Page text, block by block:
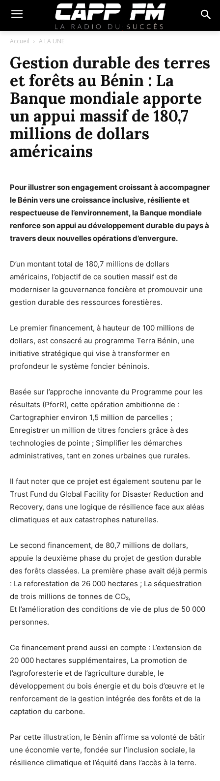
Accueil A LA UNE
Gestion durable des terres
et forêts au Bénin : La
Banque mondiale apporte
un appui massif de 180,7
millions de dollars
américains
Pour illustrer son engagement croissant à accompagner
le Bénin vers une croissance inclusive, résiliente et
respectueuse de l’environnement, la Banque mondiale
renforce son appui au développement durable du pays à
travers deux nouvelles opérations d’envergure.
D’un montant total de 180,7 millions de dollars
américains, l’objectif de ce soutien massif est de
moderniser la gouvernance foncière et promouvoir une
gestion durable des ressources forestières.
Le premier financement, à hauteur de 100 millions de
dollars, est consacré au programme Terra Bénin, une
initiative stratégique qui vise à transformer en
profondeur le système foncier béninois.
Basée sur l’approche innovante du Programme pour les
résultats (PforR), cette opération ambitionne de :
Cartographier environ 1,5 million de parcelles ;
Enregistrer un million de titres fonciers grâce à des
technologies de pointe ; Simplifier les démarches
administratives, tant en zones urbaines que rurales.
Il faut noter que ce projet est également soutenu par le
Trust Fund du Global Facility for Disaster Reduction and
Recovery, dans une logique de résilience face aux aléas
climatiques et aux catastrophes naturelles.
Le second financement, de 80,7 millions de dollars,
appuie la deuxième phase du projet de gestion durable
des forêts classées. La première phase avait déjà permis
: La reforestation de 26 000 hectares ; La séquestration
de trois millions de tonnes de CO₂,
Et l’amélioration des conditions de vie de plus de 50 000
personnes.
Ce financement prend aussi en compte : L’extension de
20 000 hectares supplémentaires, La promotion de
l’agroforesterie et de l’agriculture durable, le
développement du bois énergie et du bois d’œuvre et le
renforcement de la gestion intégrée des forêts et de la
captation du carbone.
Par cette illustration, le Bénin affirme sa volonté de bâtir
une économie verte, fondée sur l’inclusion sociale, la
résilience climatique et l’équité dans l’accès à la terre.